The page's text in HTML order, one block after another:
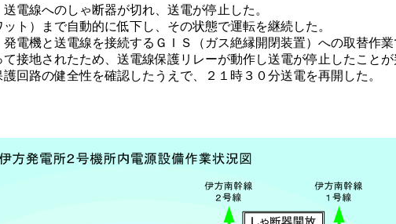
電線へのしゃ断器が切れ、送電が停止した。
ト）まで自動的に低下し、その状態で運転を継続した。
電機と送電線を接続するＧＩＳ（ガス絶縁開閉装置）への取替作
接地されたため、送電線保護リレーが動作し送電が停止したことが
路の健全性を確認したうえで、２１時３０分送電を再開した。